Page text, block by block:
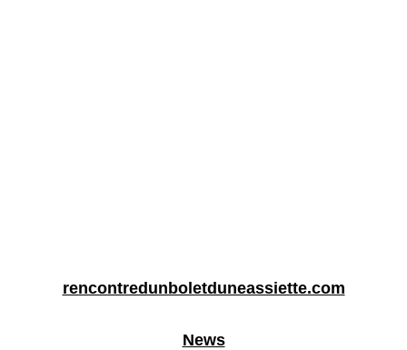
rencontredunboletduneassiette.com
News